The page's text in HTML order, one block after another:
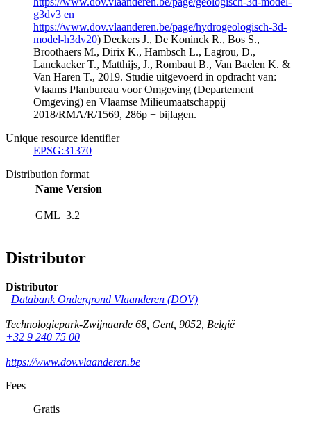
g3dv3 en
https://www.dov.vlaanderen.be/page/hydrogeologisch-3d-
model-h3dv20) Deckers J., De Koninck R., Bos S.,
Broothaers M., Dirix K., Hambsch L., Lagrou, D.,
Lanckacker T., Matthijs, J., Rombaut B., Van Baelen K. &
Van Haren T., 2019. Studie uitgevoerd in opdracht van:
Vlaams Planbureau voor Omgeving (Departement
Omgeving) en Vlaamse Milieumaatschappij
2018/RMA/R/1569, 286p + bijlagen.
Unique resource identifier
EPSG:31370
Distribution format
Name Version
GML 3.2
Distributor
Distributor
Databank Ondergrond Vlaanderen (DOV)
Technologiepark-Zwijnaarde 68, Gent, 9052, België
+32 9 240 75 00
https://www.dov.vlaanderen.be
Fees
Gratis